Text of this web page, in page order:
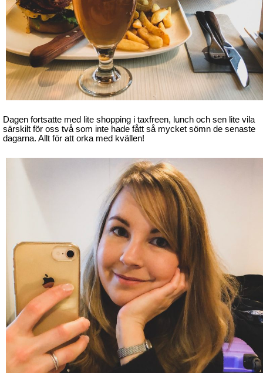
Dagen fortsatte med lite shopping i taxfreen, lunch och sen lite vila
särskilt för oss två som inte hade fått så mycket sömn de senaste
dagarna. Allt för att orka med kvällen!